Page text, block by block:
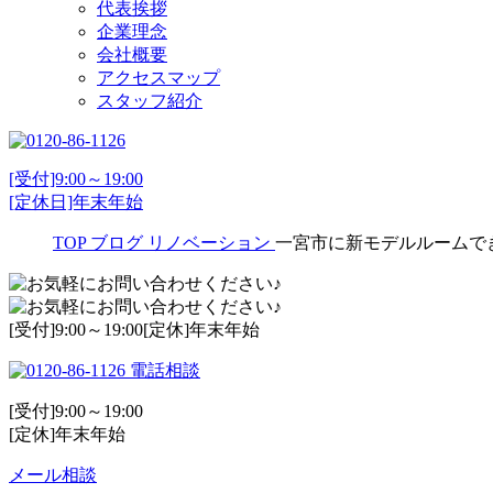
代表挨拶
企業理念
会社概要
アクセスマップ
スタッフ紹介
[受付]9:00～19:00
[定休日]年末年始
TOP ブログ リノベーション 一宮市に新モデルルーム
[受付]9:00～19:00[定休]年末年始
電話相談
[受付]9:00～19:00
[定休]年末年始
メール相談